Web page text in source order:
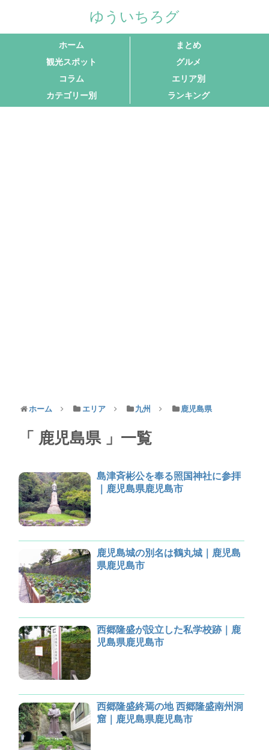
ゆういちろグ
ホーム
まとめ
観光スポット
グルメ
コラム
エリア別
カテゴリー別
ランキング
ホーム エリア 九州 鹿児島県
鹿児島県 一覧
島津斉彬公を奉る照国神社に参拝
｜鹿児島県鹿児島市
鹿児島城の別名は鶴丸城｜鹿児島
県鹿児島市
西郷隆盛が設立した私学校跡｜鹿
児島県鹿児島市
西郷隆盛終焉の地 西郷隆盛南州洞
窟｜鹿児島県鹿児島市